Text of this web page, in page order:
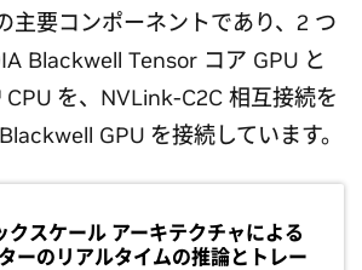
主要コンポーネントであり、2 つ
Blackwell Tensor コア GPU と
を、NVLink-C2C 相互接続を
GPU を接続しています。
スケール アーキテクチャによる
ーのリアルタイムの推論とトレー